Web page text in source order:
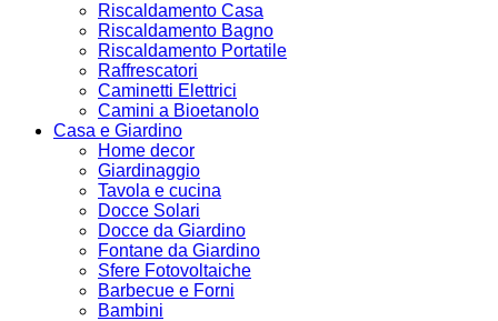
Riscaldamento Casa
Riscaldamento Bagno
Riscaldamento Portatile
Raffrescatori
Caminetti Elettrici
Camini a Bioetanolo
Casa e Giardino
Home decor
Giardinaggio
Tavola e cucina
Docce Solari
Docce da Giardino
Fontane da Giardino
Sfere Fotovoltaiche
Barbecue e Forni
Bambini